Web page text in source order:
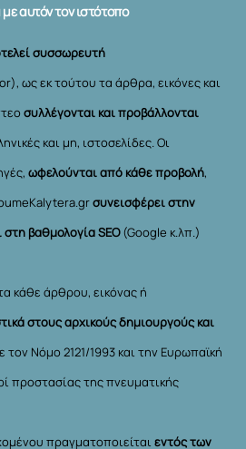
με αυτόν τον ιστότοπο
συσσωρευτή
ως εκ τούτου τα άρθρα, εικόνες και
συλλέγονται και προβάλλονται
και μη, ιστοσελίδες. Οι
ωφελούνται από κάθε προβολή,
συνεισφέρει στην
βαθμολογία SEO(Google κ.λπ.)
κάθε άρθρου, εικόνας ή
στους αρχικούς δημιουργούς και
Νόμο 2121/1993 και την Ευρωπαϊκή
προστασίας της πνευματικής
πραγματοποιείταιεντός των